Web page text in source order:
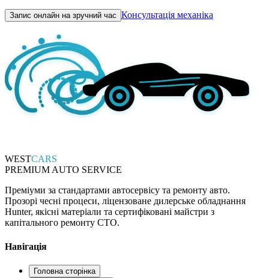
Запис онлайн на зручний час Консультація механіка
WESTCARS
PREMIUM AUTO SERVICE
Преміуми за стандартами автосервісу та ремонту авто.
Прозорі чесні процеси, ліцензоване дилерське обладнання
Hunter, якісні матеріали та сертифіковані майстри з
капітального ремонту СТО.
Навігація
Головна сторінка